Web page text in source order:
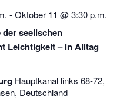
seelischen
Leichtigkeit – in Alltag
-Oktober 11 @ 3:30 p.m.
Hauptkanal links 68-72,
Deutschland